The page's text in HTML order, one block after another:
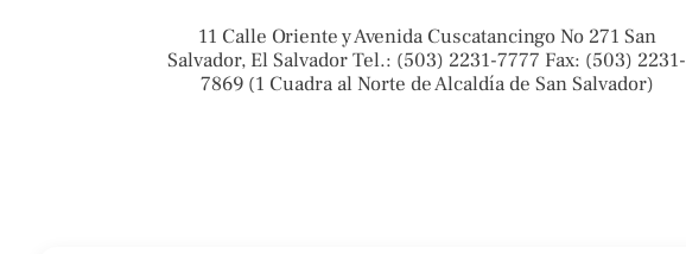
11 Calle Oriente y Avenida Cuscatancingo No 271 San
Salvador, El Salvador Tel.: (503) 2231-7777 Fax: (503) 2231-
7869 (1 Cuadra al Norte de Alcaldía de San Salvador)